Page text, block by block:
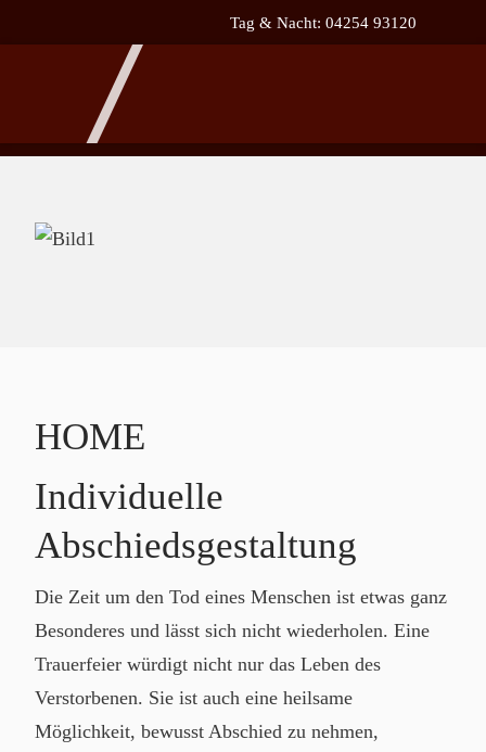
Tag & Nacht: 04254 93120
HOME
Individuelle
Abschiedsgestaltung
Die Zeit um den Tod eines Menschen ist etwas ganz
Besonderes und lässt sich nicht wiederholen. Eine
Trauerfeier würdigt nicht nur das Leben des
Verstorbenen. Sie ist auch eine heilsame
Möglichkeit, bewusst Abschied zu nehmen,